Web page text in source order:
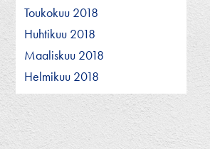
Toukokuu 2018
Huhtikuu 2018
Maaliskuu 2018
Helmikuu 2018